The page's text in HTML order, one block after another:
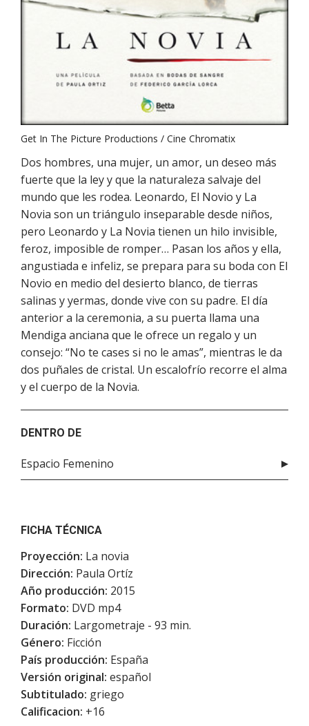
Get In The Picture Productions / Cine Chromatix
Dos hombres, una mujer, un amor, un deseo más
fuerte que la ley y que la naturaleza salvaje del
mundo que les rodea. Leonardo, El Novio y La
Novia son un triángulo inseparable desde niños,
pero Leonardo y La Novia tienen un hilo invisible,
feroz, imposible de romper… Pasan los años y ella,
angustiada e infeliz, se prepara para su boda con El
Novio en medio del desierto blanco, de tierras
salinas y yermas, donde vive con su padre. El día
anterior a la ceremonia, a su puerta llama una
Mendiga anciana que le ofrece un regalo y un
consejo: “No te cases si no le amas”, mientras le da
dos puñales de cristal. Un escalofrío recorre el alma
y el cuerpo de la Novia.
DENTRO DE
Espacio Femenino
FICHA TÉCNICA
Proyección: La novia
Dirección: Paula Ortíz
Año producción: 2015
Formato: DVD mp4
Duración: Largometraje - 93 min.
Género: Ficción
País producción: España
Versión original: español
Subtitulado: griego
Calificacion: +16